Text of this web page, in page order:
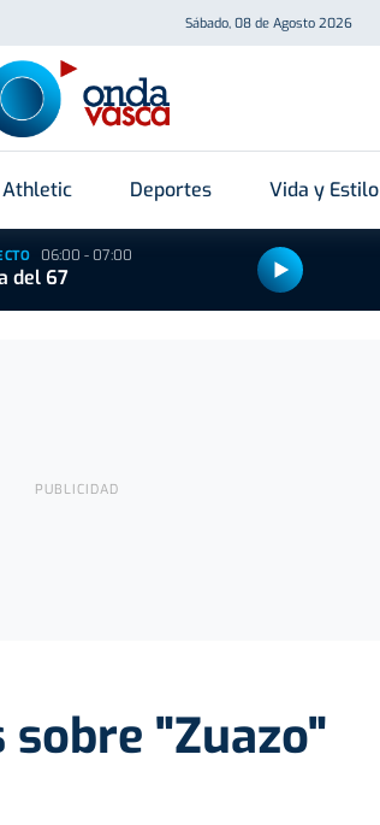
Sábado, 08 de Agosto 2026
Athletic Deportes Vida y Estilo
06:00 - 07:00
del 67
sobre "Zuazo"